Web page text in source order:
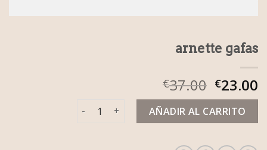
arnette gafas
€37.00 €23.00
arnette gafas cantidadAÑADIR AL CARRITO